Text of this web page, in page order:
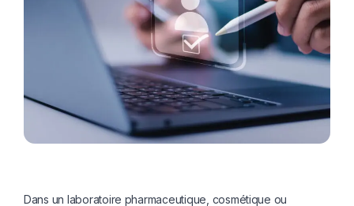
Dans un laboratoire pharmaceutique, cosmétique ou